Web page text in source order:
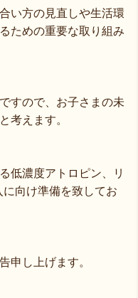
い方の見直しや生活環
ための重要な取り組み
すので、お子さまの未
考えます。
低濃度アトロピン、リ
向け準備を致してお
申し上げます。